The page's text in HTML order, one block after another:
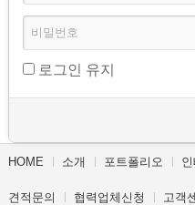
로그인 유지
HOME 소개 포트폴리오
견적문의 협력업체신청 고객
- 가구류
- 도어류
- 몰딩